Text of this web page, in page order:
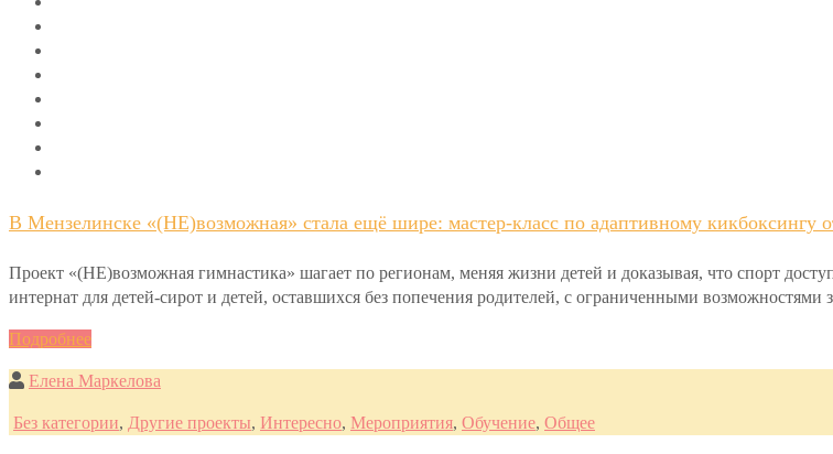
В Мензелинске «(НЕ)возможная» стала ещё шире: мастер-класс по адаптивному кикбоксингу
Проект «(НЕ)возможная гимнастика» шагает по регионам, меняя жизни детей и доказывая, что спорт
интернат для детей-сирот и детей, оставшихся без попечения родителей, с ограниченными возможностями
Подробнее
Елена Маркелова
Без категории, Другие проекты, Интересно, Мероприятия, Обучение, Общее